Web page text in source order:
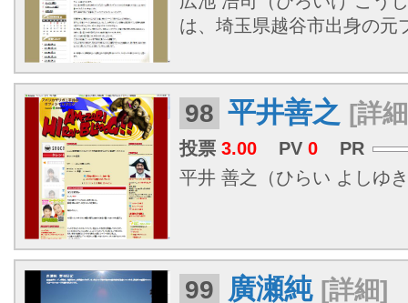
は、埼玉県越谷市出身の元
98 平井善之 [詳
投票 3.00 PV 0
PR
平井 善之（ひらい よしゆ
99 廣瀬純 [詳細]